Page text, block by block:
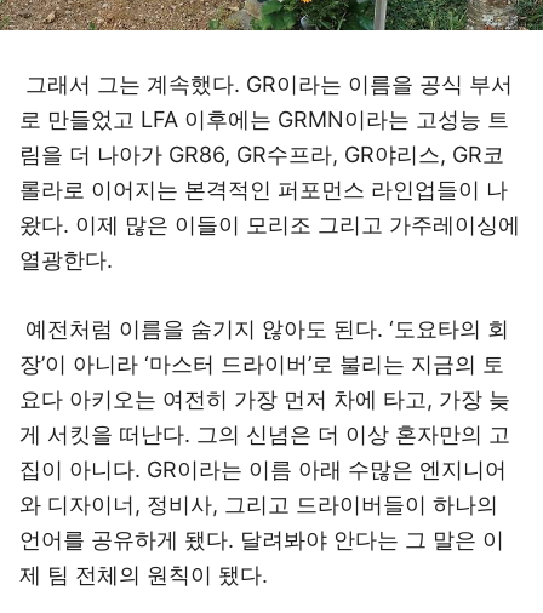
그래서 그는 계속했다. GR이라는 이름을 공식 부서
로 만들었고 LFA 이후에는 GRMN이라는 고성능 트
림을 더 나아가 GR86, GR수프라, GR야리스, GR코
롤라로 이어지는 본격적인 퍼포먼스 라인업들이 나
왔다. 이제 많은 이들이 모리조 그리고 가주레이싱에
열광한다.
예전처럼 이름을 숨기지 않아도 된다. ‘도요타의 회
장’이 아니라 ‘마스터 드라이버’로 불리는 지금의 토
요다 아키오는 여전히 가장 먼저 차에 타고, 가장 늦
게 서킷을 떠난다. 그의 신념은 더 이상 혼자만의 고
집이 아니다. GR이라는 이름 아래 수많은 엔지니어
와 디자이너, 정비사, 그리고 드라이버들이 하나의
언어를 공유하게 됐다. 달려봐야 안다는 그 말은 이
제 팀 전체의 원칙이 됐다.